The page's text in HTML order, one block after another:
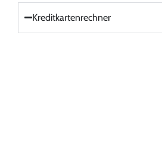
Kreditkartenrechner